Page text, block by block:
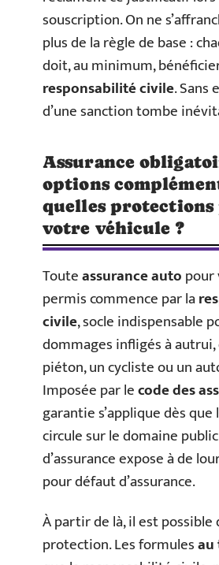
souscription. On ne
plus de la règle de base :
doit, au minimum,
responsabilité civile. Sans
d’une sanction tombe
Assurance
options
quelles protections
votre véhicule ?
Touteassurance autopour
permis commence par la
civile, socle indispensable
dommages infligés à
piéton, un cycliste ou un
Imposée par lecode des
garantie s’applique dès
circule sur le domaine
d’assurance expose à de
pour défaut d’assurance.
À partir de là, il est possible
protection. Les formulesau